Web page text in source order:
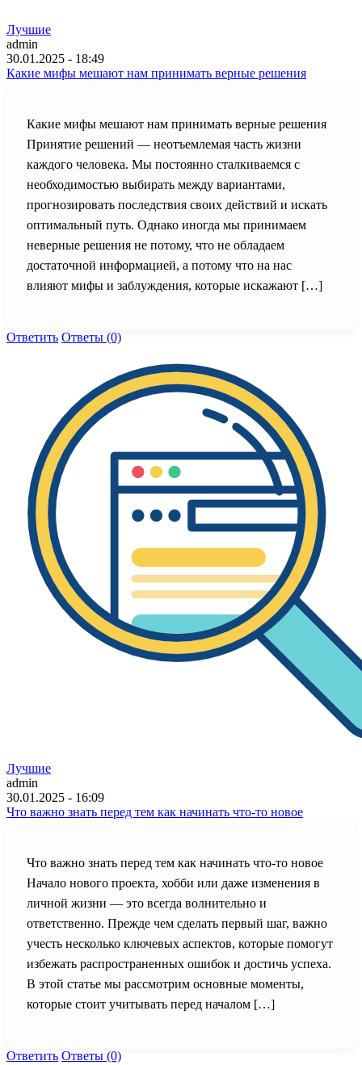
Лучшие
admin
30.01.2025 - 18:49
Какие мифы мешают нам принимать верные решения
Какие мифы мешают нам принимать верные решения
Принятие решений — неотъемлемая часть жизни
каждого человека. Мы постоянно сталкиваемся с
необходимостью выбирать между вариантами,
прогнозировать последствия своих действий и искать
оптимальный путь. Однако иногда мы принимаем
неверные решения не потому, что не обладаем
достаточной информацией, а потому что на нас
влияют мифы и заблуждения, которые искажают […]
Ответить Ответы (0)
Лучшие
admin
30.01.2025 - 16:09
Что важно знать перед тем как начинать что-то новое
Что важно знать перед тем как начинать что-то новое
Начало нового проекта, хобби или даже изменения в
личной жизни — это всегда волнительно и
ответственно. Прежде чем сделать первый шаг, важно
учесть несколько ключевых аспектов, которые помогут
избежать распространенных ошибок и достичь успеха.
В этой статье мы рассмотрим основные моменты,
которые стоит учитывать перед началом […]
Ответить Ответы (0)